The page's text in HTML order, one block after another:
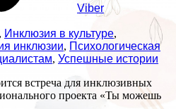
Viber
, Инклюзия в культуре,
инклюзии, Психологическая
, Успешные истории
встреча для инклюзивных
проекта «Ты можешь